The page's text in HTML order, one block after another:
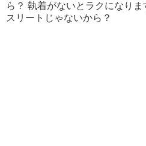
ら？ 執着がないとラクになり
スリートじゃないから？